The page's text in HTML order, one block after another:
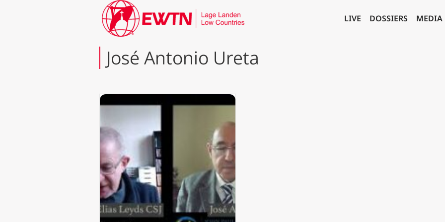
LIVE DOSSIERS MEDIA
José Antonio Ureta